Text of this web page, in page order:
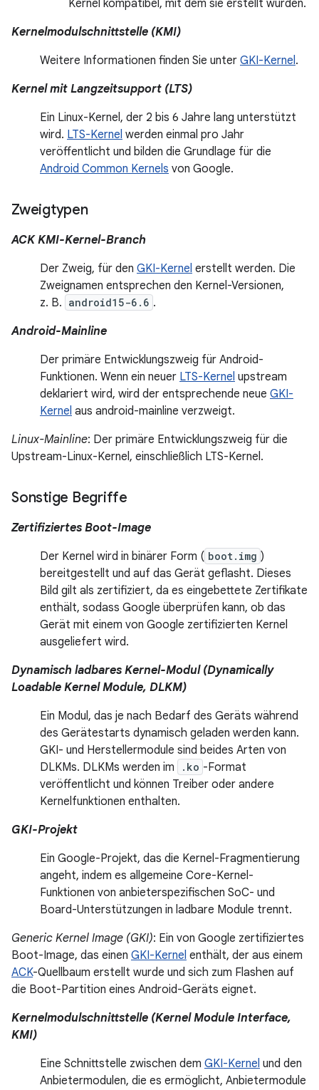
Kernel kompatibel, mit dem sie erstellt wurden.
Kernelmodulschnittstelle (KMI)
Weitere Informationen finden Sie unter GKI-Kernel.
Kernel mit Langzeitsupport (LTS)
Ein Linux-Kernel, der 2 bis 6 Jahre lang unterstützt
wird. LTS-Kernel werden einmal pro Jahr
veröffentlicht und bilden die Grundlage für die
Android Common Kernels von Google.
Zweigtypen
ACK KMI-Kernel-Branch
Der Zweig, für den GKI-Kernel erstellt werden. Die
Zweignamen entsprechen den Kernel-Versionen,
z. B. android15-6.6 .
Android-Mainline
Der primäre Entwicklungszweig für Android-
Funktionen. Wenn ein neuer LTS-Kernel upstream
deklariert wird, wird der entsprechende neue GKI-
Kernel aus android-mainline verzweigt.
Linux-Mainline: Der primäre Entwicklungszweig für die
Upstream-Linux-Kernel, einschließlich LTS-Kernel.
Sonstige Begriffe
Zertifiziertes Boot-Image
Der Kernel wird in binärer Form ( boot.img )
bereitgestellt und auf das Gerät geflasht. Dieses
Bild gilt als zertifiziert, da es eingebettete Zertifikate
enthält, sodass Google überprüfen kann, ob das
Gerät mit einem von Google zertifizierten Kernel
ausgeliefert wird.
Dynamisch ladbares Kernel-Modul (Dynamically
Loadable Kernel Module, DLKM)
Ein Modul, das je nach Bedarf des Geräts während
des Gerätestarts dynamisch geladen werden kann.
GKI- und Herstellermodule sind beides Arten von
DLKMs. DLKMs werden im
.ko -Format
veröffentlicht und können Treiber oder andere
Kernelfunktionen enthalten.
GKI-Projekt
Ein Google-Projekt, das die Kernel-Fragmentierung
angeht, indem es allgemeine Core-Kernel-
Funktionen von anbieterspezifischen SoC- und
Board-Unterstützungen in ladbare Module trennt.
Generic Kernel Image (GKI): Ein von Google zertifiziertes
Boot-Image, das einen GKI-Kernel enthält, der aus einem
ACK-Quellbaum erstellt wurde und sich zum Flashen auf
die Boot-Partition eines Android-Geräts eignet.
Kernelmodulschnittstelle (Kernel Module Interface,
KMI)
Eine Schnittstelle zwischen dem GKI-Kernel und den
Anbietermodulen, die es ermöglicht, Anbietermodule